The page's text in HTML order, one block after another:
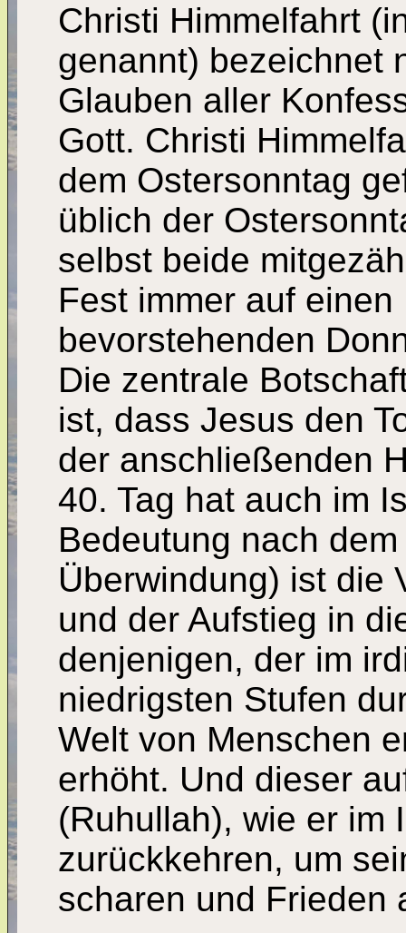
Christi Himmelfahrt
genannt) bezeichnet
Glauben aller
Gott. Christi
dem Ostersonntag
üblich der
selbst beide
Fest immer auf
bevorstehenden
Die zentrale
ist, dass Jesus den
der anschließenden
40. Tag hat auch im
Bedeutung nach
Überwindung) ist die
und der Aufstieg in
denjenigen, der im
niedrigsten Stufen
Welt von Menschen
erhöht. Und dieser
(Ruhullah), wie er im
zurückkehren, um
scharen und Frieden